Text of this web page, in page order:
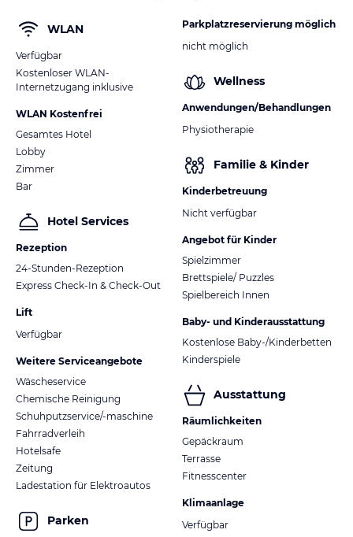
WLAN
Verfügbar
Kostenloser WLAN-
Internetzugang inklusive
WLAN Kostenfrei
Gesamtes Hotel
Lobby
Zimmer
Bar
Hotel Services
Rezeption
24-Stunden-Rezeption
Express Check-In & Check-Out
Lift
Verfügbar
Weitere Serviceangebote
Wäscheservice
Chemische Reinigung
Schuhputzservice/-maschine
Fahrradverleih
Hotelsafe
Zeitung
Ladestation für Elektroautos
Parken
Parkplatzreservierung möglich
nicht möglich
Wellness
Anwendungen/Behandlungen
Physiotherapie
Familie & Kinder
Kinderbetreuung
Nicht verfügbar
Angebot für Kinder
Spielzimmer
Brettspiele/ Puzzles
Spielbereich Innen
Baby- und Kinderausstattung
Kostenlose Baby-/Kinderbetten
Kinderspiele
Ausstattung
Räumlichkeiten
Gepäckraum
Terrasse
Fitnesscenter
Klimaanlage
Verfügbar